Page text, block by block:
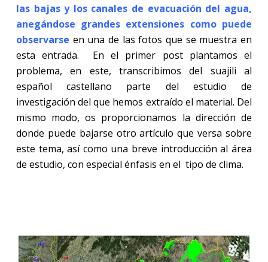
las bajas y los canales de evacuación del agua,
anegándose grandes extensiones como puede
observarse en una de las fotos que se muestra en
esta entrada. En el primer post plantamos el
problema, en este, transcribimos del suajili al
español castellano parte del estudio de
investigación del que hemos extraído el material. Del
mismo modo, os proporcionamos la dirección de
donde puede bajarse otro artículo que versa sobre
este tema, así como una breve introducción al área
de estudio, con especial énfasis en el tipo de clima.